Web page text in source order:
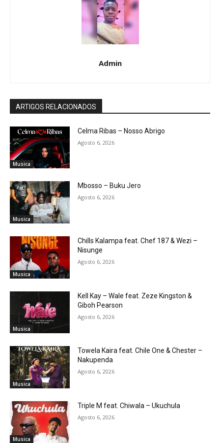
Admin
ARTIGOS RELACIONADOS
Musica
Celma Ribas – Nosso Abrigo
Agosto 6, 2026
Musica
Mbosso – Buku Jero
Agosto 6, 2026
Musica
Chills Kalampa feat. Chef 187 & Wezi –
Nisunge
Agosto 6, 2026
Musica
Kell Kay – Wale feat. Zeze Kingston &
Giboh Pearson
Agosto 6, 2026
Musica
Towela Kaira feat. Chile One & Chester –
Nakupenda
Agosto 6, 2026
Musica
Triple M feat. Chiwala – Ukuchula
Agosto 6, 2026